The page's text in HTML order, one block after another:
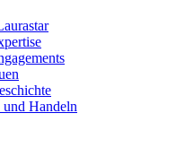
und Handeln